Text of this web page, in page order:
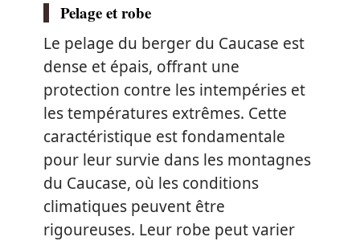
Pelage et robe
Le pelage du berger du Caucase est
dense et épais, offrant une
protection contre les intempéries et
les températures extrêmes. Cette
caractéristique est fondamentale
pour leur survie dans les montagnes
du Caucase, où les conditions
climatiques peuvent être
rigoureuses. Leur robe peut varier